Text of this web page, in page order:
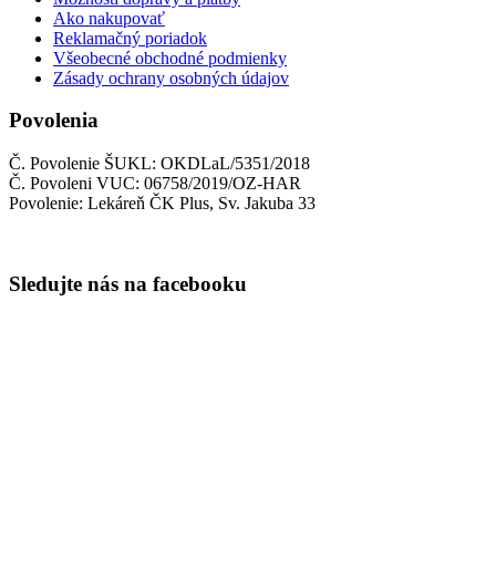
Ako nakupovať
Reklamačný poriadok
Všeobecné obchodné podmienky
Zásady ochrany osobných údajov
Povolenia
Č. Povolenie ŠUKL: OKDLaL/5351/2018
Č. Povoleni VUC: 06758/2019/OZ-HAR
Povolenie: Lekáreň ČK Plus, Sv. Jakuba 33
Sledujte nás na facebooku